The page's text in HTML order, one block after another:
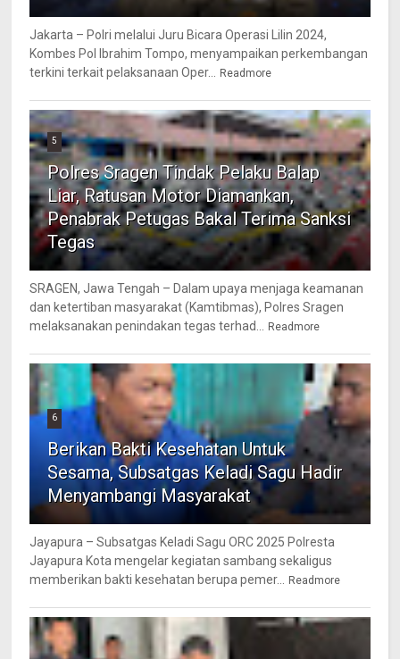
Jakarta – Polri melalui Juru Bicara Operasi Lilin 2024,
Kombes Pol Ibrahim Tompo, menyampaikan perkembangan
terkini terkait pelaksanaan Oper...
Readmore
5
Polres Sragen Tindak Pelaku Balap
Liar, Ratusan Motor Diamankan,
Penabrak Petugas Bakal Terima Sanksi
Tegas
SRAGEN, Jawa Tengah – Dalam upaya menjaga keamanan
dan ketertiban masyarakat (Kamtibmas), Polres Sragen
melaksanakan penindakan tegas terhad...
Readmore
6
Berikan Bakti Kesehatan Untuk
Sesama, Subsatgas Keladi Sagu Hadir
Menyambangi Masyarakat
Jayapura – Subsatgas Keladi Sagu ORC 2025 Polresta
Jayapura Kota mengelar kegiatan sambang sekaligus
memberikan bakti kesehatan berupa pemer...
Readmore